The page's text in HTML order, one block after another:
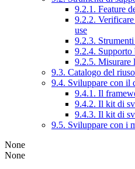
9.2.1. Feature
9.2.2.
use
9.2.3.
9.2.4. Supporto
9.2.5. Misurare
9.3. Catalogo del riuso
9.4. Sviluppare con il
9.4.1. Il
9.4.2. Il kit di
9.4.3. Il kit di
9.5. Sviluppare con i
None
None